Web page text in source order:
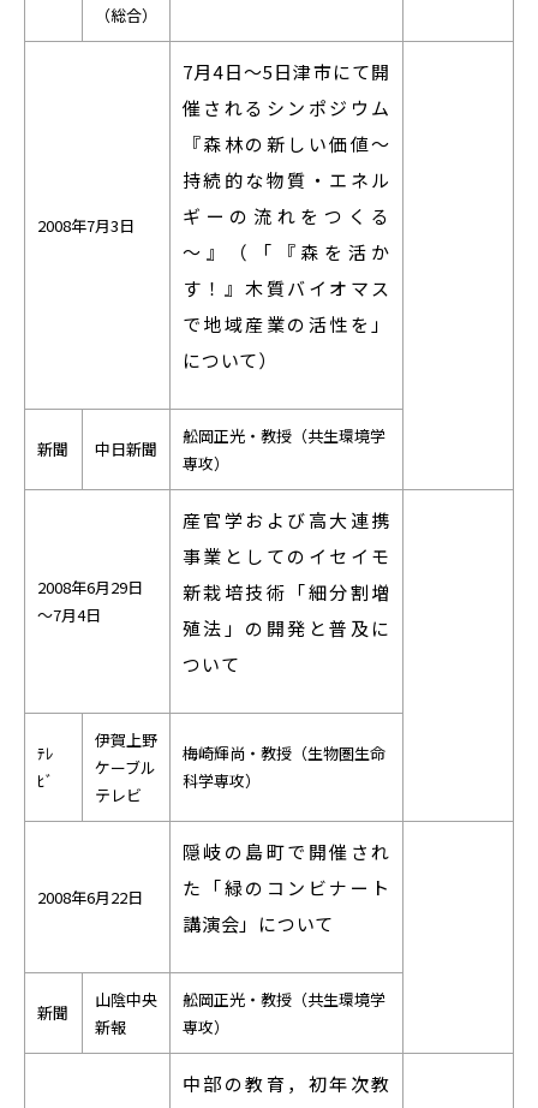
（総合）
2008年7月3日
7月4日～5日津市にて開
催されるシンポジウム
『森林の新しい価値～
持続的な物質・エネル
ギーの流れをつくる
～』（「『森を活か
す！』木質バイオマス
で地域産業の活性を」
について）
新聞 中日新聞
舩岡正光・教授（共生環境学
専攻）
2008年6月29日
～7月4日
産官学および高大連携
事業としてのイセイモ
新栽培技術「細分割増
殖法」の開発と普及に
ついて
ﾃﾚ
ﾋﾞ
伊賀上野
ケーブル
テレビ
梅崎輝尚・教授（生物圏生命
科学専攻）
2008年6月22日
隠岐の島町で開催され
た「緑のコンビナート
講演会」について
新聞
山陰中央
新報
舩岡正光・教授（共生環境学
専攻）
中部の教育，初年次教